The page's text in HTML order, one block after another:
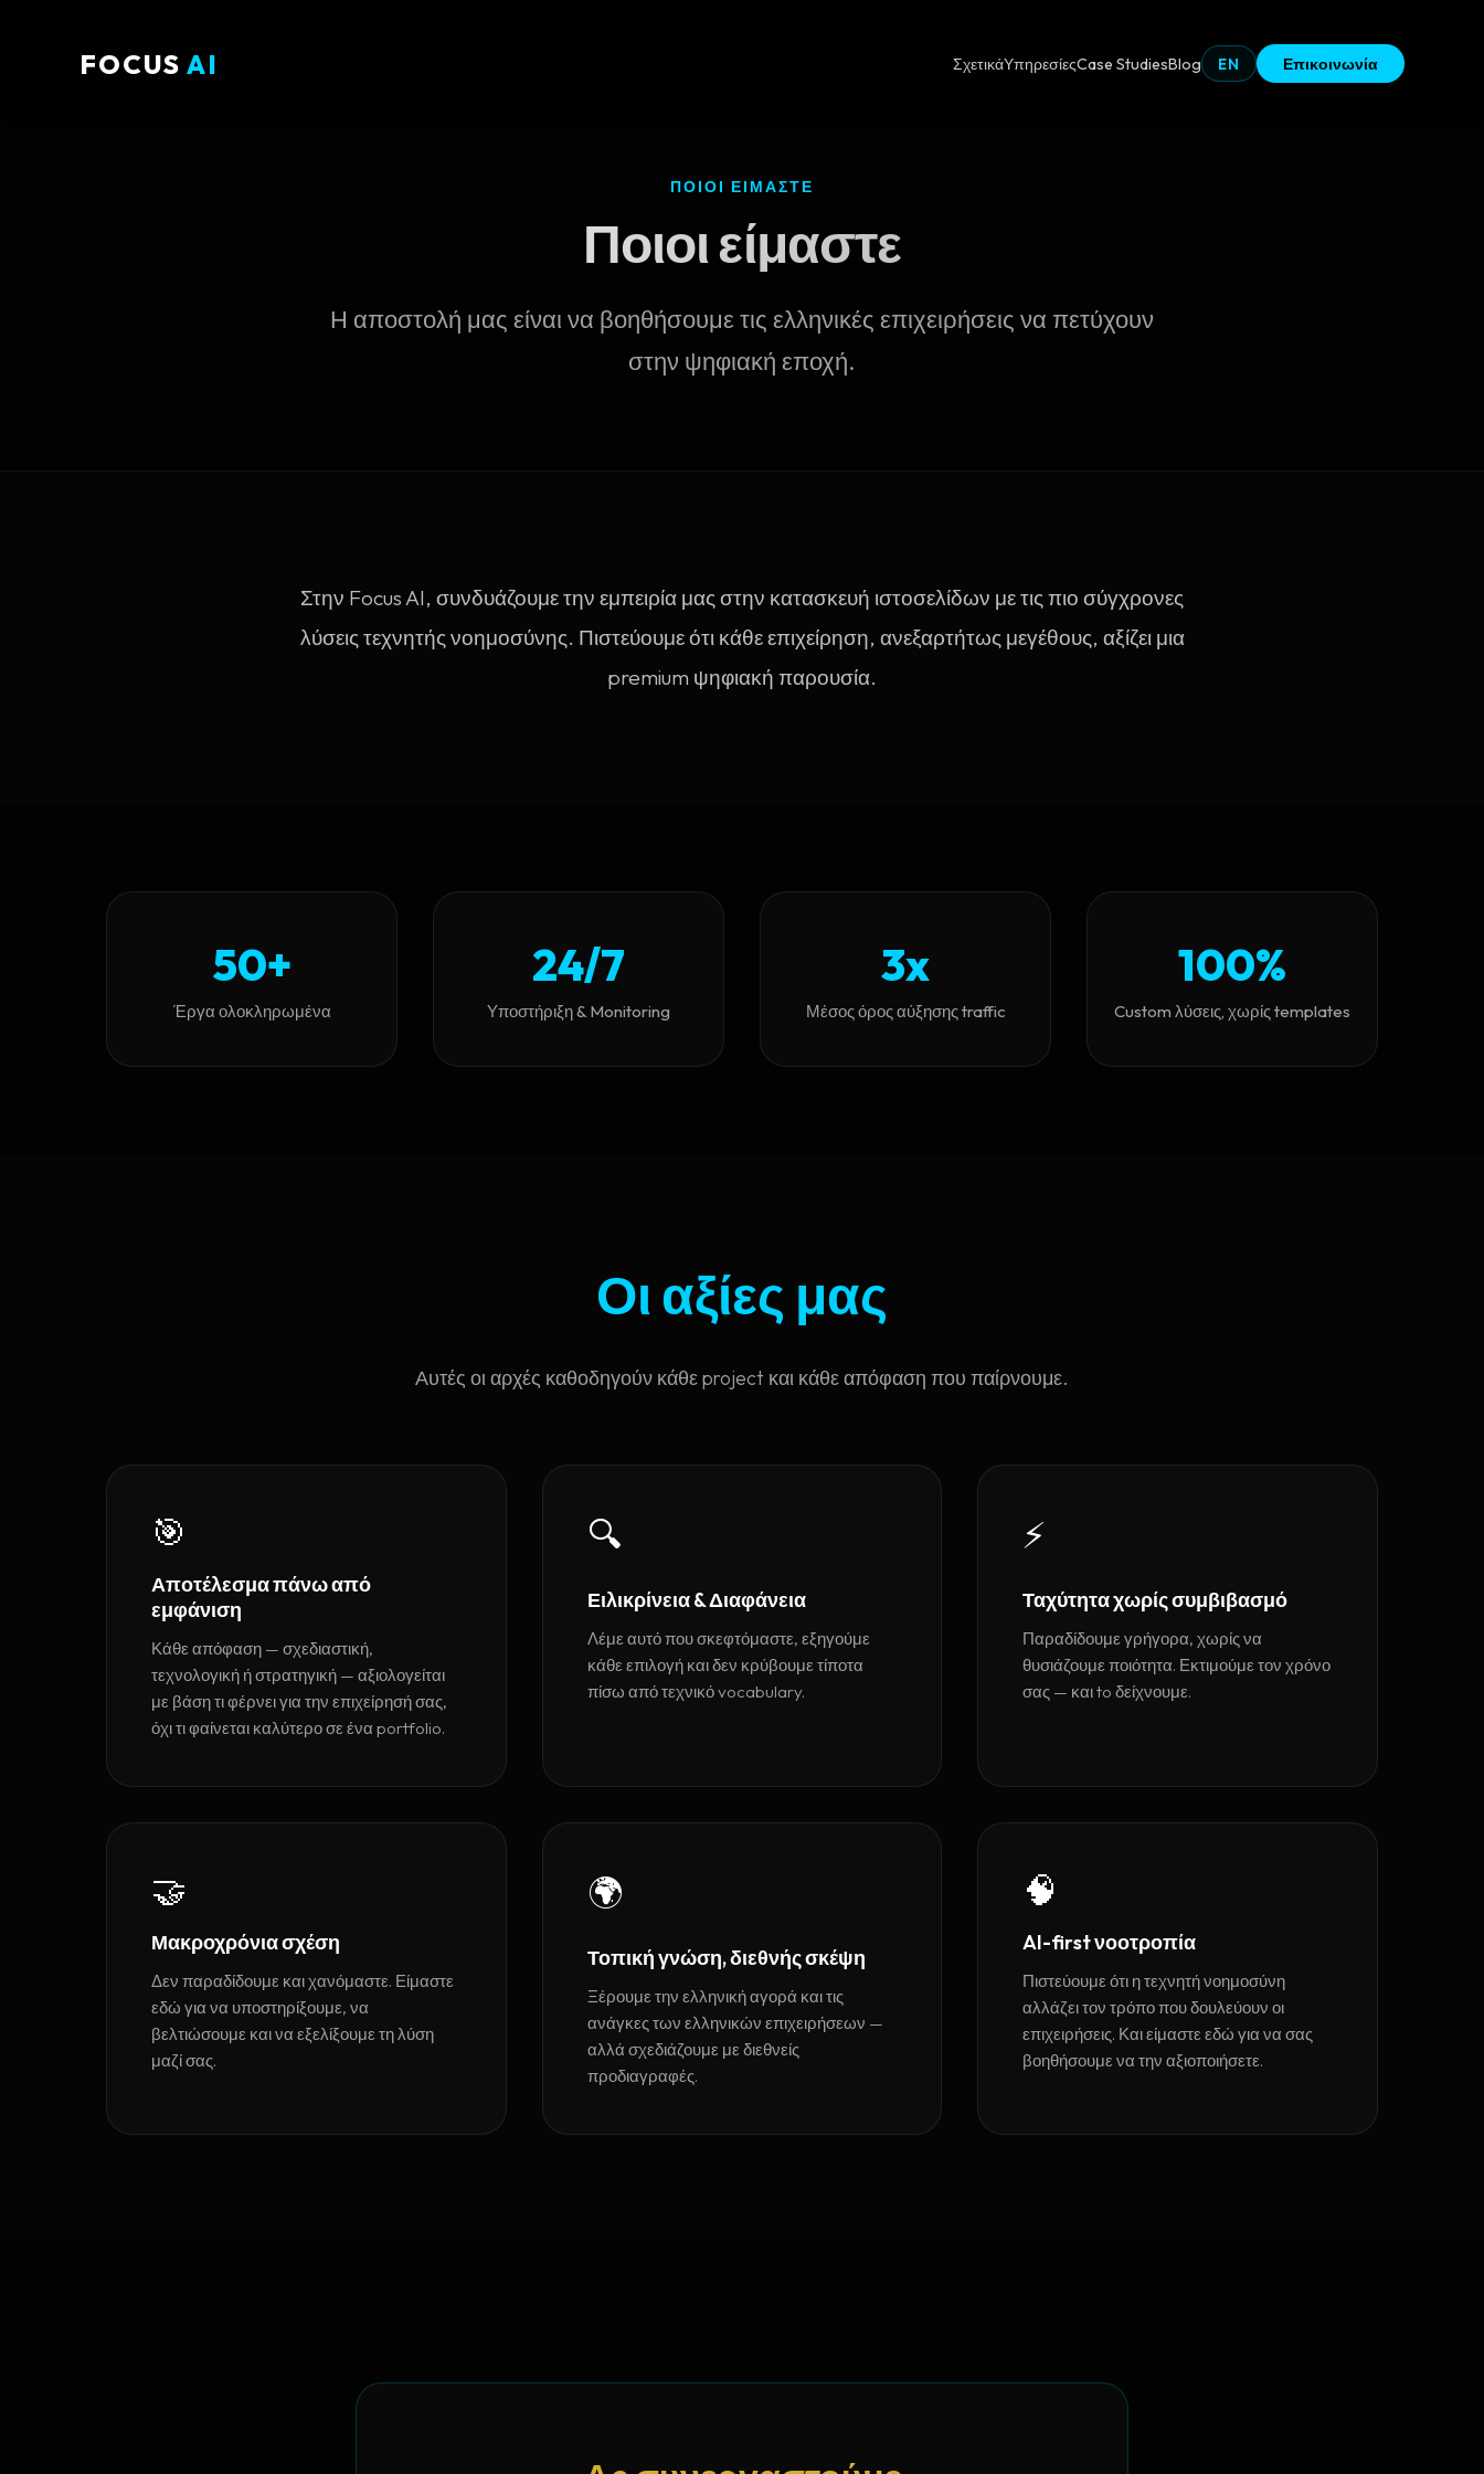
FOCUS AI ΣχετικάΥπηρεσίεςCase StudiesBlog EN Επικοινωνία
ΠΟΙΟΙ ΕΊΜΑΣΤΕ
Ποιοι είμαστε
Η αποστολή μας είναι να βοηθήσουμε τις ελληνικές επιχειρήσεις να πετύχουν
στην ψηφιακή εποχή.
Στην Focus AI, συνδυάζουμε την εμπειρία μας στην κατασκευή ιστοσελίδων με τις πιο σύγχρονες
λύσεις τεχνητής νοημοσύνης. Πιστεύουμε ότι κάθε επιχείρηση, ανεξαρτήτως μεγέθους, αξίζει μια
premium ψηφιακή παρουσία.
50+
Έργα ολοκληρωμένα
24/7
Υποστήριξη & Monitoring
3x
Μέσος όρος αύξησης traffic
100%
Custom λύσεις, χωρίς templates
Οι αξίες μας
Αυτές οι αρχές καθοδηγούν κάθε project και κάθε απόφαση που παίρνουμε.
🎯
Αποτέλεσμα πάνω από
εμφάνιση
Κάθε απόφαση — σχεδιαστική,
τεχνολογική ή στρατηγική — αξιολογείται
με βάση τι φέρνει για την επιχείρησή σας,
όχι τι φαίνεται καλύτερο σε ένα portfolio.
🔍
Ειλικρίνεια & Διαφάνεια
Λέμε αυτό που σκεφτόμαστε, εξηγούμε
κάθε επιλογή και δεν κρύβουμε τίποτα
πίσω από τεχνικό vocabulary.
⚡
Ταχύτητα χωρίς συμβιβασμό
Παραδίδουμε γρήγορα, χωρίς να
θυσιάζουμε ποιότητα. Εκτιμούμε τον χρόνο
σας — και to δείχνουμε.
🤝
Μακροχρόνια σχέση
Δεν παραδίδουμε και χανόμαστε. Είμαστε
εδώ για να υποστηρίξουμε, να
βελτιώσουμε και να εξελίξουμε τη λύση
μαζί σας.
🌍
Τοπική γνώση, διεθνής σκέψη
Ξέρουμε την ελληνική αγορά και τις
ανάγκες των ελληνικών επιχειρήσεων —
αλλά σχεδιάζουμε με διεθνείς
προδιαγραφές.
🧠
AI-first νοοτροπία
Πιστεύουμε ότι η τεχνητή νοημοσύνη
αλλάζει τον τρόπο που δουλεύουν οι
επιχειρήσεις. Και είμαστε εδώ για να σας
βοηθήσουμε να την αξιοποιήσετε.